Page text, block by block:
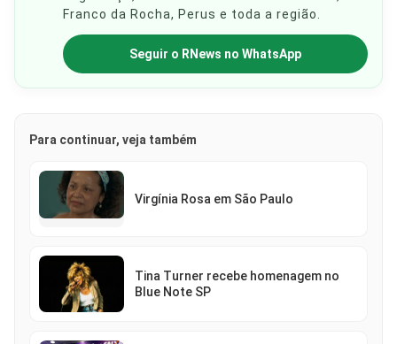
Franco da Rocha, Perus e toda a região.
Seguir o RNews no WhatsApp
Para continuar, veja também
Virgínia Rosa em São Paulo
Tina Turner recebe homenagem no
Blue Note SP